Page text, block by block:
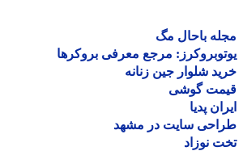
باحال مگ
مرجع معرفی بروکرها
شلوار جین زنانه
گوشی
پدیا
سایت در مشهد
نوزاد